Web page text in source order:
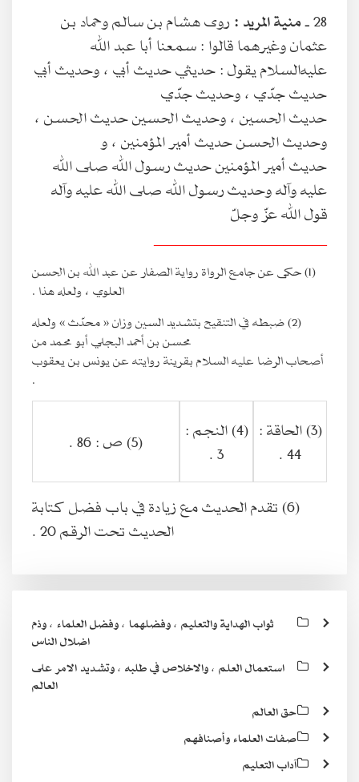
28 ـ منية المريد :روى هشام بن سالم وحماد بن
عثمان وغيرهما قالوا : سمعنا أبا عبد الله
عليه‌السلام يقول : حديثي حديث أبي ، وحديث أبي
حديث جدّي ، وحديث جدّي
حديث الحسين ، وحديث الحسين حديث الحسن ،
وحديث الحسن حديث أمير المؤمنين ، و
حديث أمير المؤمنين حديث رسول الله صلى الله
عليه وآله وحديث رسول الله صلى الله عليه وآله
قول الله عزّ وجلّ
(1) حكى عن جامع الرواة رواية الصفار عن عبد الله بن الحسن
العلوي ، ولعله هذا .
(2) ضبطه في التنقيح بتشديد السين وزان « محدّث » ولعله
محسن بن أحمد البجلي أبو محمد من
أصحاب الرضا عليه السلام بقرينة روايته عن يونس بن يعقوب
.
(3) الحاقة :
44 .
(4) النجم :
3 .
(5) ص : 86 .
(6) تقدم الحديث مع زيادة في باب فضل كتابة
الحديث تحت الرقم 20 .
ثواب الهداية والتعليم ، وفضلهما ، وفضل العلماء ، وذم
اضلال الناس
استعمال العلم ، والاخلاص في طلبه ، وتشديد الامر على
العالم
حق العالم
صفات العلماء وأصنافهم
آداب التعليم